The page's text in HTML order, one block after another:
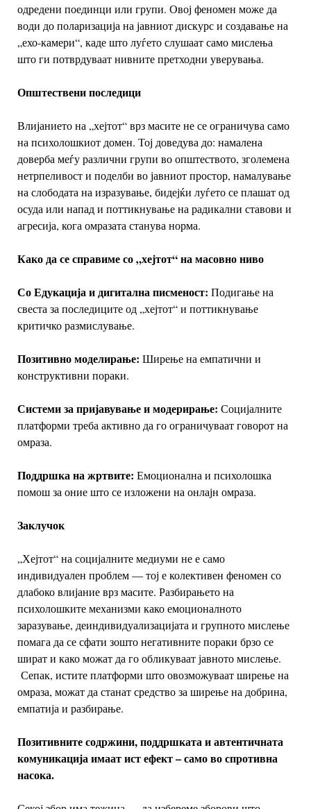
одредени поединци или групи. Овој феномен може да
води до поларизација на јавниот дискурс и создавање на
„ехо-камери“, каде што луѓето слушаат само мислења
што ги потврдуваат нивните претходни уверувања.
Општествени последици
Влијанието на „хејтот“ врз масите не се ограничува само
на психолошкиот домен. Тој доведува до: намалена
доверба меѓу различни групи во општеството, зголемена
нетрпеливост и поделби во јавниот простор, намалување
на слободата на изразување, бидејќи луѓето се плашат од
осуда или напад и поттикнување на радикални ставови и
агресија, кога омразата станува норма.
Како да се справиме со „хејтот“ на масовно ниво
СоЕдукација и дигитална писменост: Подигање на
свеста за последиците од „хејтот“ и поттикнување
критичко размислување.
Позитивно моделирање: Ширење на емпатични и
конструктивни пораки.
Системи за пријавување и модерирање: Социјалните
платформи треба активно да го ограничуваат говорот на
омраза.
Поддршка на жртвите: Емоционална и психолошка
помош за оние што се изложени на онлајн омраза.
Заклучок
„Хејтот“ на социјалните медиуми не е само
индивидуален проблем — тој е колективен феномен со
длабоко влијание врз масите. Разбирањето на
психолошките механизми како емоционалното
заразување, деиндивидуализацијата и групното мислење
помага да се сфати зошто негативните пораки брзо се
шират и како можат да го обликуваат јавното мислење.
Сепак, истите платформи што овозможуваат ширење на
омраза, можат да станат средство за ширење на добрина,
емпатија и разбирање.
Позитивните содржини, поддршката и автентичната
комуникација имаат ист ефект – само во спротивна
насока.